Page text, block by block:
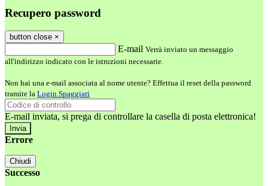
Recupero password
button close ×
E-mail Verrà inviato un messaggio
all'indirizzo indicato con le istruzioni necessarie.
Non hai una e-mail associata al nome utente? Effettua il reset della password
tramite la Login Spaggiari
E-mail inviata, si prega di controllare la casella di posta elettronica!
Errore
Chiudi
Successo